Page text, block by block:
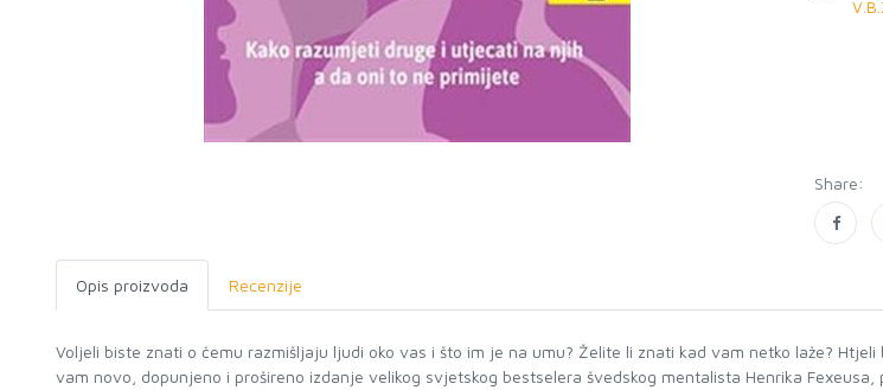
Share:
Opis proizvoda Recenzije
Voljeli biste znati o čemu razmišljaju ljudi oko vas i što im je na umu? Želite li znati kad vam netko laže?
vam novo, dopunjeno i prošireno izdanje velikog svjetskog bestselera švedskog mentalista Henrika